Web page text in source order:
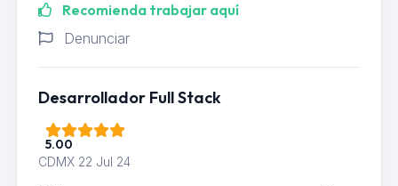
Recomienda trabajar aquí
Denunciar
Desarrollador Full Stack
5.00
CDMX 22 Jul 24